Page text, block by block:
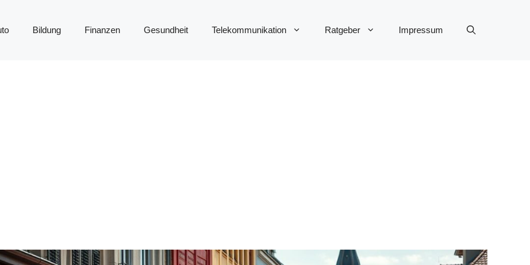
Bildung Finanzen Gesundheit Telekommunikation Ratgeber Impressum